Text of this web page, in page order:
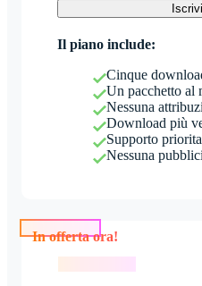
Il piano include:
Cinque
Un pacchetto al
Nessuna
Download più
Supporto
Nessuna